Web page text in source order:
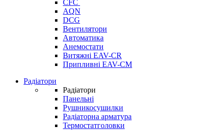
CFC
AQN
DCG
Вентилятори
Автоматика
Анемостати
Витяжні EAV-CR
Припливні EAV-CM
Радіатори
Радіатори
Панельні
Рушникосушилки
Радіаторна арматура
Термостатголовки